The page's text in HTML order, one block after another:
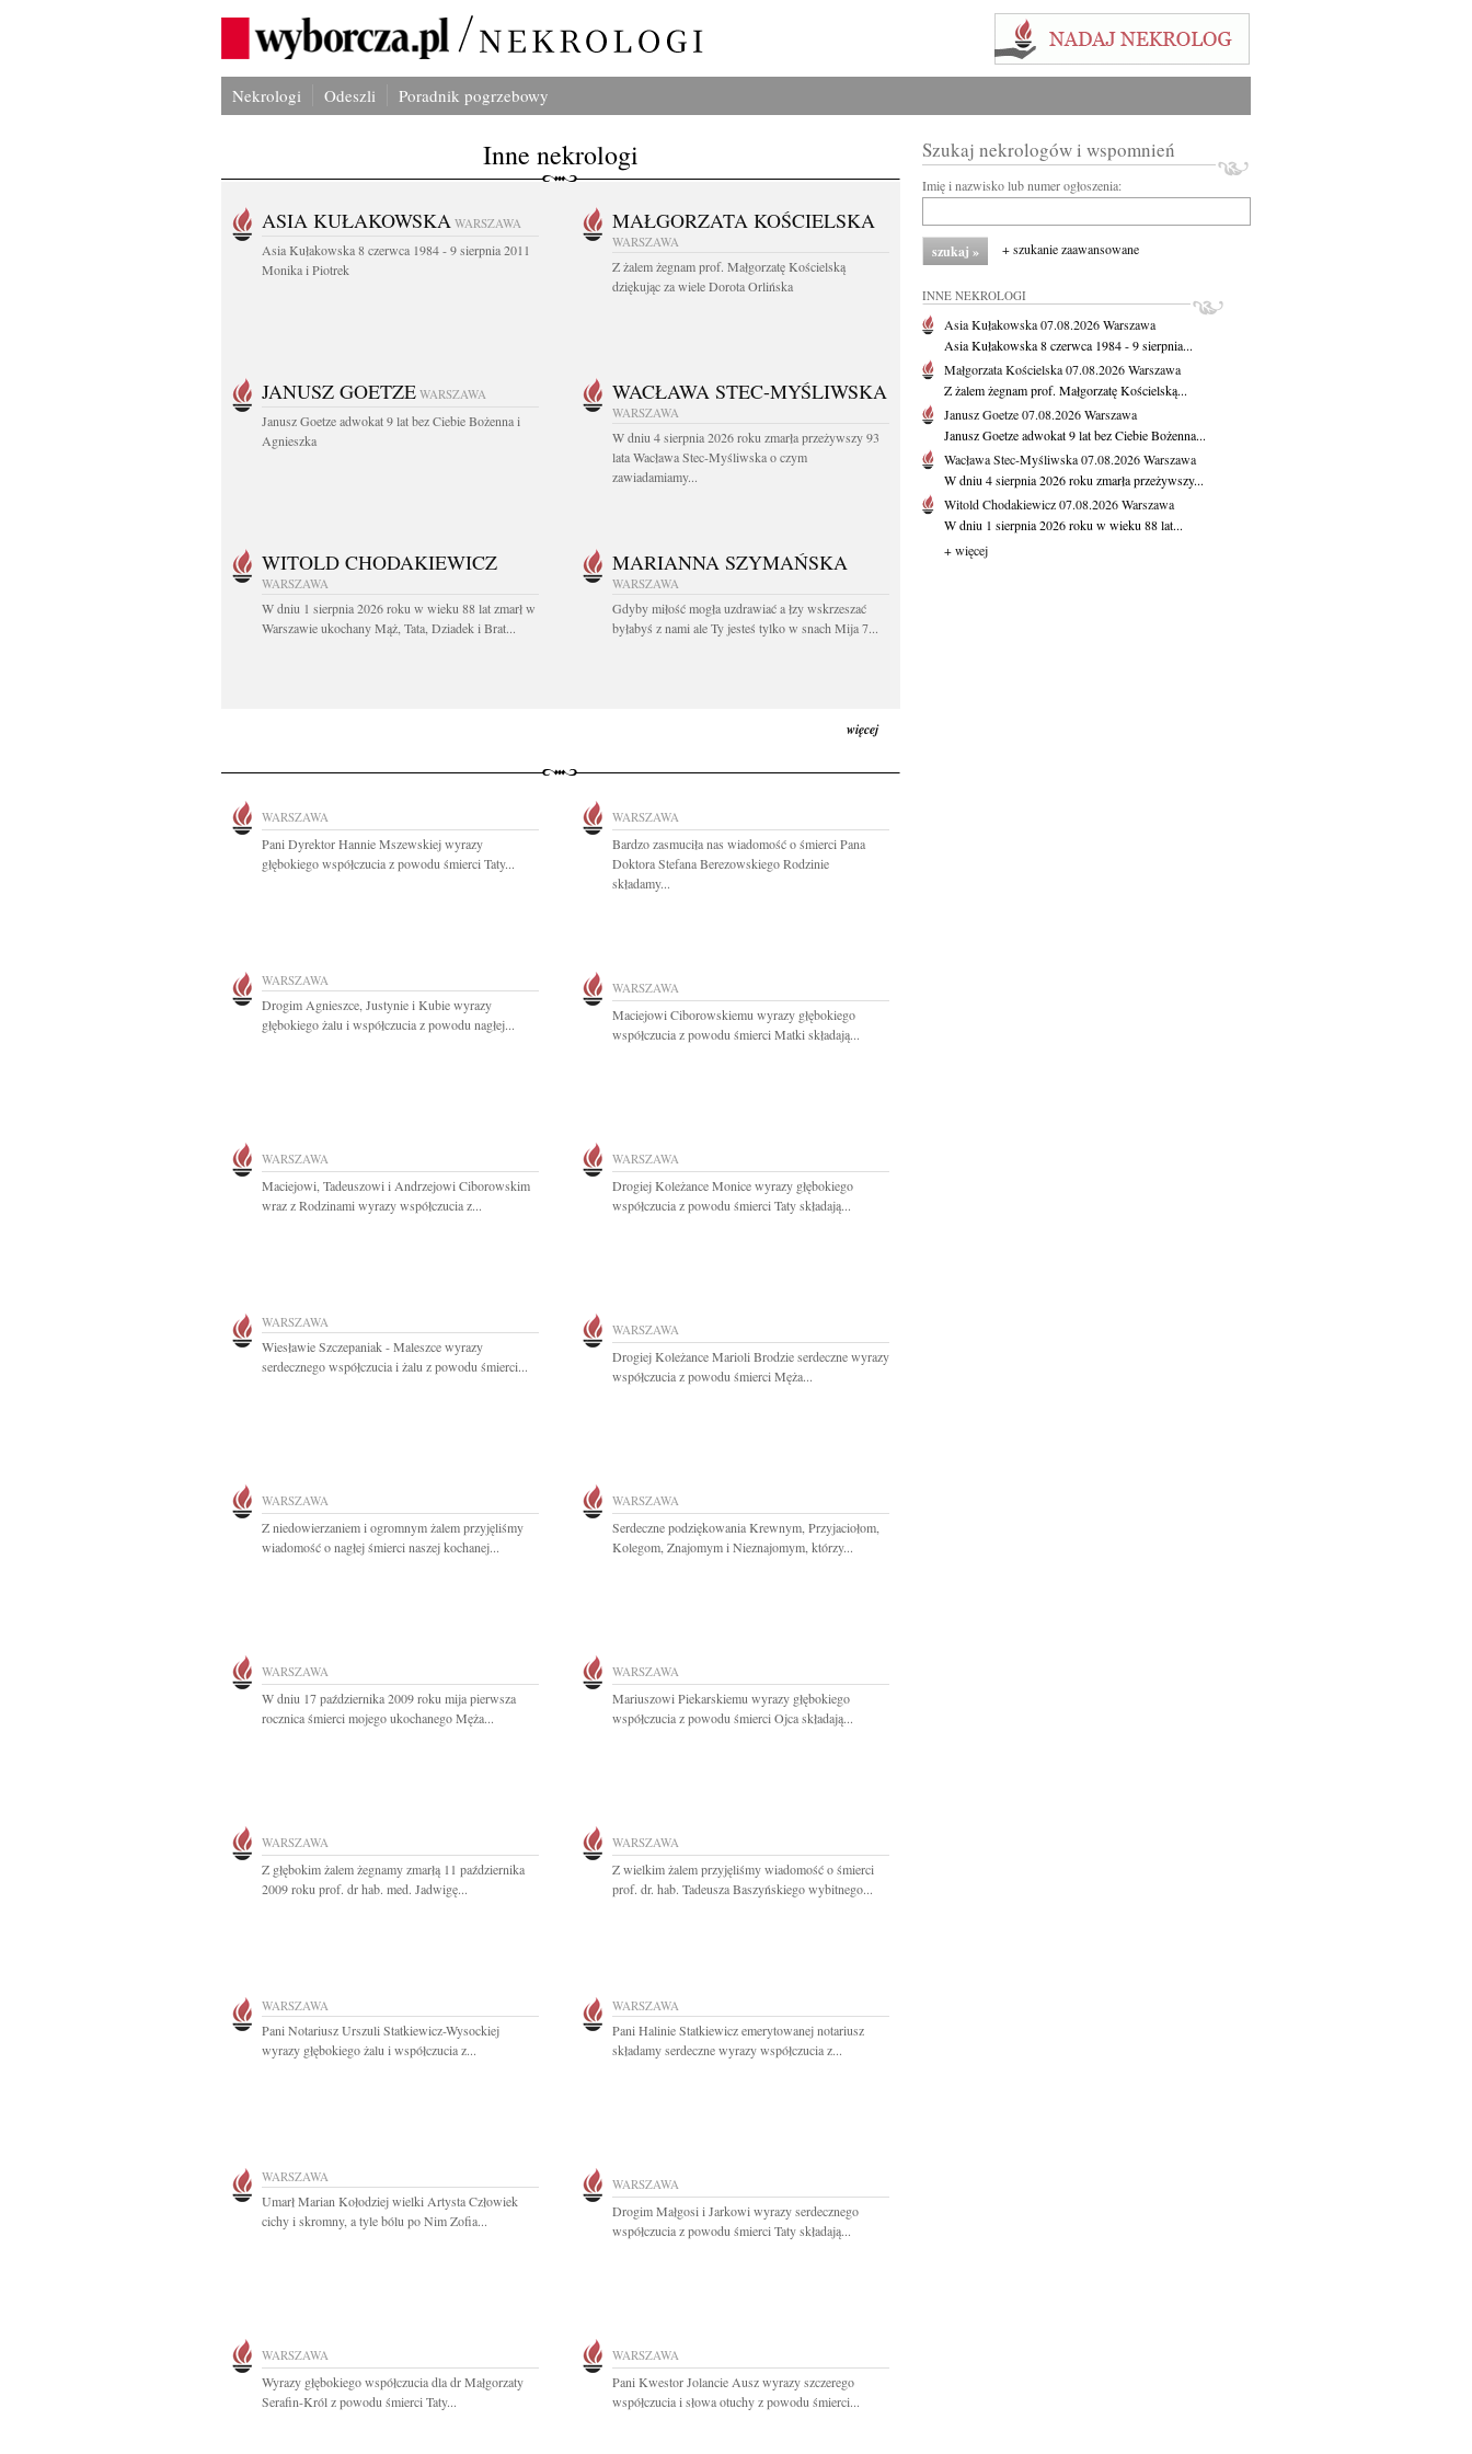
Nekrologi Odeszli Poradnik pogrzebowy
Inne nekrologi
ASIA KUŁAKOWSKA WARSZAWA
Asia Kułakowska 8 czerwca 1984 - 9 sierpnia 2011
Monika i Piotrek
MAŁGORZATA KOŚCIELSKA
WARSZAWA
Z żalem żegnam prof. Małgorzatę Kościelską
dziękując za wiele Dorota Orlińska
JANUSZ GOETZE WARSZAWA
Janusz Goetze adwokat 9 lat bez Ciebie Bożenna i
Agnieszka
WACŁAWA STEC-MYŚLIWSKA
WARSZAWA
W dniu 4 sierpnia 2026 roku zmarła przeżywszy 93
lata Wacława Stec-Myśliwska o czym
zawiadamiamy...
WITOLD CHODAKIEWICZ
WARSZAWA
W dniu 1 sierpnia 2026 roku w wieku 88 lat zmarł w
Warszawie ukochany Mąż, Tata, Dziadek i Brat...
MARIANNA SZYMAŃSKA
WARSZAWA
Gdyby miłość mogła uzdrawiać a łzy wskrzeszać
byłabyś z nami ale Ty jesteś tylko w snach Mija 7...
więcej
WARSZAWA
Pani Dyrektor Hannie Mszewskiej wyrazy
głębokiego współczucia z powodu śmierci Taty...
WARSZAWA
Bardzo zasmuciła nas wiadomość o śmierci Pana
Doktora Stefana Berezowskiego Rodzinie
składamy...
WARSZAWA
Drogim Agnieszce, Justynie i Kubie wyrazy
głębokiego żalu i współczucia z powodu nagłej...
WARSZAWA
Maciejowi Ciborowskiemu wyrazy głębokiego
współczucia z powodu śmierci Matki składają...
WARSZAWA
Maciejowi, Tadeuszowi i Andrzejowi Ciborowskim
wraz z Rodzinami wyrazy współczucia z...
WARSZAWA
Drogiej Koleżance Monice wyrazy głębokiego
współczucia z powodu śmierci Taty składają...
WARSZAWA
Wiesławie Szczepaniak - Maleszce wyrazy
serdecznego współczucia i żalu z powodu śmierci...
WARSZAWA
Drogiej Koleżance Marioli Brodzie serdeczne wyrazy
współczucia z powodu śmierci Męża...
WARSZAWA
Z niedowierzaniem i ogromnym żalem przyjęliśmy
wiadomość o nagłej śmierci naszej kochanej...
WARSZAWA
Serdeczne podziękowania Krewnym, Przyjaciołom,
Kolegom, Znajomym i Nieznajomym, którzy...
WARSZAWA
W dniu 17 października 2009 roku mija pierwsza
rocznica śmierci mojego ukochanego Męża...
WARSZAWA
Mariuszowi Piekarskiemu wyrazy głębokiego
współczucia z powodu śmierci Ojca składają...
WARSZAWA
Z głębokim żalem żegnamy zmarłą 11 października
2009 roku prof. dr hab. med. Jadwigę...
WARSZAWA
Z wielkim żalem przyjęliśmy wiadomość o śmierci
prof. dr. hab. Tadeusza Baszyńskiego wybitnego...
WARSZAWA
Pani Notariusz Urszuli Statkiewicz-Wysockiej
wyrazy głębokiego żalu i współczucia z...
WARSZAWA
Pani Halinie Statkiewicz emerytowanej notariusz
składamy serdeczne wyrazy współczucia z...
WARSZAWA
Umarł Marian Kołodziej wielki Artysta Człowiek
cichy i skromny, a tyle bólu po Nim Zofia...
WARSZAWA
Drogim Małgosi i Jarkowi wyrazy serdecznego
współczucia z powodu śmierci Taty składają...
WARSZAWA
Wyrazy głębokiego współczucia dla dr Małgorzaty
Serafin-Król z powodu śmierci Taty...
WARSZAWA
Pani Kwestor Jolancie Ausz wyrazy szczerego
współczucia i słowa otuchy z powodu śmierci...
Szukaj nekrologów i wspomnień
Imię i nazwisko lub numer ogłoszenia:
+ szukanie zaawansowane
INNE NEKROLOGI
Asia Kułakowska07.08.2026Warszawa
Asia Kułakowska 8 czerwca 1984 - 9 sierpnia...
Małgorzata Kościelska07.08.2026Warszawa
Z żalem żegnam prof. Małgorzatę Kościelską...
Janusz Goetze07.08.2026Warszawa
Janusz Goetze adwokat 9 lat bez Ciebie Bożenna...
Wacława Stec-Myśliwska07.08.2026Warszawa
W dniu 4 sierpnia 2026 roku zmarła przeżywszy...
Witold Chodakiewicz07.08.2026Warszawa
W dniu 1 sierpnia 2026 roku w wieku 88 lat...
+ więcej